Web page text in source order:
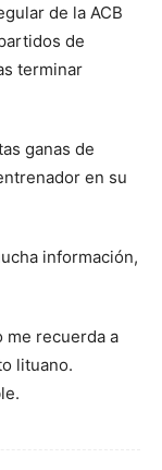
de la ACB
de
terminar
ganas de
en su
información,
me recuerda a
lituano.